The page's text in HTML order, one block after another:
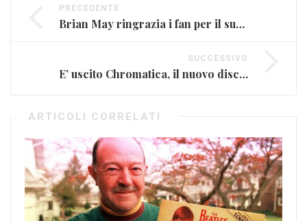
PRECEDENTE
Brian May ringrazia i fan per il supporto dopo il malore
SUCCESSIVO
E’ uscito Chromatica, il nuovo disco di Lady Gaga
ARTICOLI CORRELATI